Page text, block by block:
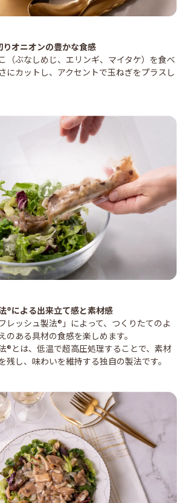
オニオンの豊かな食感
（ぶなしめじ、エリンギ、マイタケ）を食べ
にカットし、アクセントで玉ねぎをプラスし
®による出来立て感と素材感
レッシュ製法®」によって、つくりたてのよ
のある具材の食感を楽しめます。
®とは、低温で超高圧処理することで、素材
残し、味わいを維持する独自の製法です。